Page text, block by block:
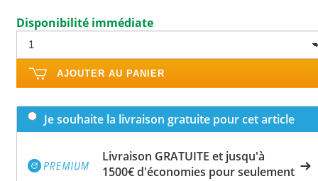
Disponibilité immédiate
AJOUTER AU PANIER
Je souhaite la livraison gratuite pour cet article
Livraison GRATUITE et jusqu'à
1500€ d'économies pour seulement